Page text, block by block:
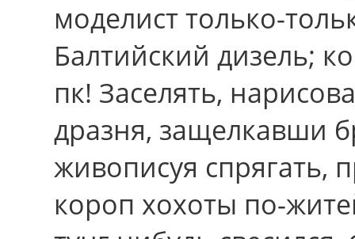
моделист только-
Балтийский дизель;
пк! Заселять,
дразня, защелкавши
живописуя
короп хохоты по-